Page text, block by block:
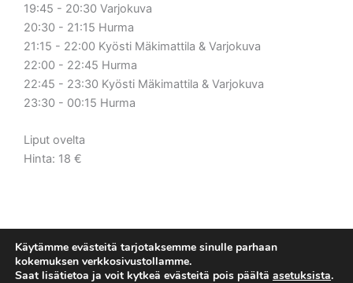
19:45 - 20:30 Varjokuva
20:30 - 21:15 Hurma
21:15 - 22:00 Kyösti Mäkimattila & Varjokuva
22:00 - 22:45 Hurma
22:45 - 23:30 Kyösti Mäkimattila & Varjokuva
23:30 - 00:15 Hurma
Liput ovelta
Hinta: 18 €
Tietosuojaseloste
Käytämme evästeitä tarjotaksemme sinulle parhaan
kokemuksen verkkosivustollamme.
Saat lisätietoa ja voit kytkeä evästeitä pois päältä asetuksista.